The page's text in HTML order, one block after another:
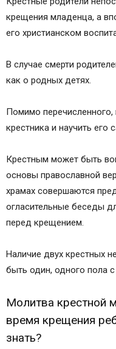
крещения младенца, а
его христианском
В случае смерти
как о родных детях.
Помимо
крестника и научить его
Крестным может быть
основы православной
храмах совершаются
огласительные беседы
перед крещением.
Наличие двух крестных
быть один, одного пола
Молитва крестной
время крещения
знать?